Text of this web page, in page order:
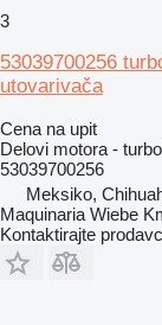
3
53039700256
utovarivača
Cena na upit
Delovi motora -
53039700256
Meksiko,
Maquinaria Wiebe
Kontaktirajte